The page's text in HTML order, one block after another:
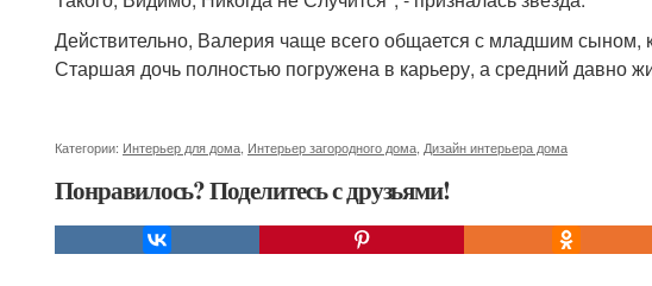
Действительно, Валерия чаще всего общается с младшим сыном,
Старшая дочь полностью погружена в карьеру, а средний давно
Категории: Интерьер для дома Интерьер загородного дома Дизайн интерьера дома
Понравилось? Поделитесь с друзьями!